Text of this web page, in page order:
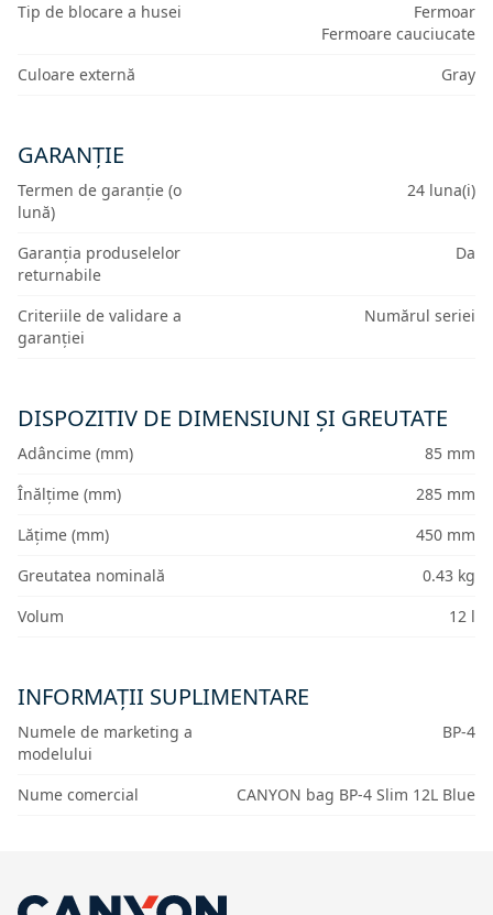
Tip de blocare a husei
Fermoar
Fermoare cauciucate
Culoare externă
Gray
GARANȚIE
Termen de garanție (o
lună)
24 luna(i)
Garanția produselelor
returnabile
Da
Criteriile de validare a
garanției
Numărul seriei
DISPOZITIV DE DIMENSIUNI ȘI GREUTATE
Adâncime (mm)
85 mm
Înălțime (mm)
285 mm
Lățime (mm)
450 mm
Greutatea nominală
0.43 kg
Volum
12 l
INFORMAȚII SUPLIMENTARE
Numele de marketing a
modelului
BP-4
Nume comercial CANYON bag BP-4 Slim 12L Blue